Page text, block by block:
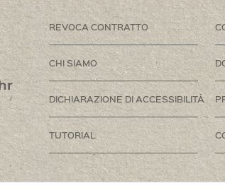
REVOCA CONTRATTO
CHI SIAMO
DICHIARAZIONE DI ACCESSIBILITÀ
TUTORIAL